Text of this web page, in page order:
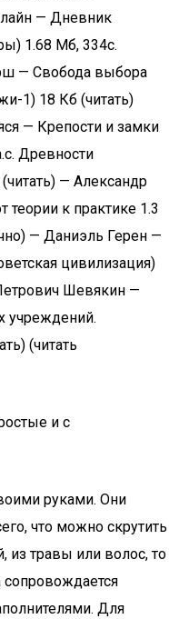
— Дневник
1.68 Мб, 334с.
— Свобода выбора
1) 18 Кб (читать)
— Крепости и замки
Древности
— Александр
к практике 1.3
— Даниэль Герен —
цивилизация)
Шевякин —
учреждений.
(читать
и с
руками. Они
что можно скрутить
из травы или волос, то
Для